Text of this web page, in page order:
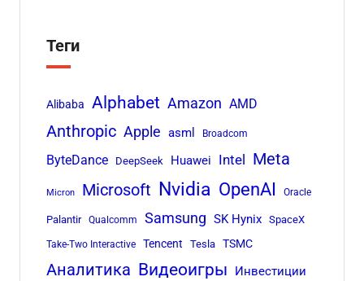
Теги
Alibaba Alphabet Amazon AMD
Anthropic Apple asml Broadcom
ByteDance DeepSeek Huawei Intel Meta
Micron Microsoft Nvidia OpenAI Oracle
Palantir Qualcomm Samsung SK Hynix SpaceX
Take-Two Interactive Tencent Tesla TSMC
Аналитика Видеоигры Инвестиции